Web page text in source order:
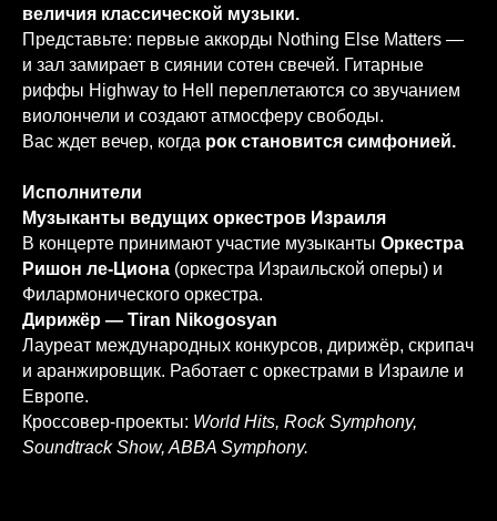
величия классической музыки.
Представьте: первые аккорды Nothing Else Matters —
и зал замирает в сиянии сотен свечей. Гитарные
риффы Highway to Hell переплетаются со звучанием
виолончели и создают атмосферу свободы.
Вас ждет вечер, когда рок становится симфонией.
Исполнители
Музыканты ведущих оркестров Израиля
В концерте принимают участие музыканты Оркестра
Ришон ле-Циона (оркестра Израильской оперы) и
Филармонического оркестра.
Дирижёр — Tiran Nikogosyan
Лауреат международных конкурсов, дирижёр, скрипач
и аранжировщик. Работает с оркестрами в Израиле и
Европе.
Кроссовер-проекты: World Hits, Rock Symphony,
Soundtrack Show, ABBA Symphony.